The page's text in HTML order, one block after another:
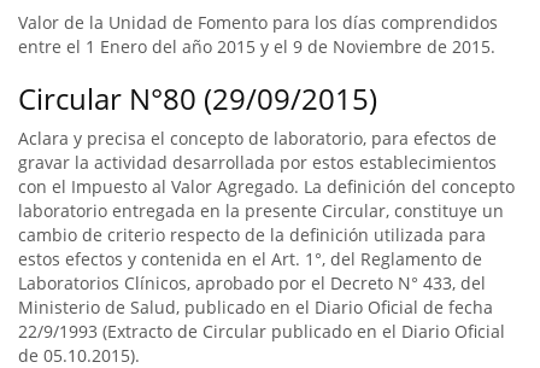
Valor de la Unidad de Fomento para los días comprendidos
entre el 1 Enero del año 2015 y el 9 de Noviembre de 2015.
Circular N°80 (29/09/2015)
Aclara y precisa el concepto de laboratorio, para efectos de
gravar la actividad desarrollada por estos establecimientos
con el Impuesto al Valor Agregado. La definición del concepto
laboratorio entregada en la presente Circular, constituye un
cambio de criterio respecto de la definición utilizada para
estos efectos y contenida en el Art. 1°, del Reglamento de
Laboratorios Clínicos, aprobado por el Decreto N° 433, del
Ministerio de Salud, publicado en el Diario Oficial de fecha
22/9/1993 (Extracto de Circular publicado en el Diario Oficial
de 05.10.2015).